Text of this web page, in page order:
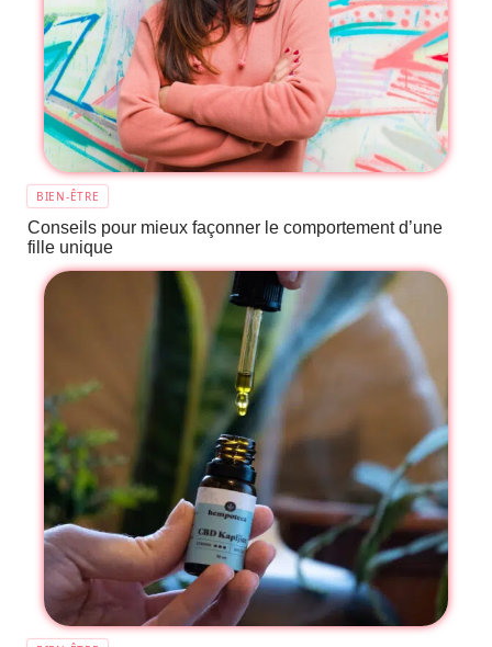
BIEN-ÊTRE
Conseils pour mieux façonner le comportement d’une
fille unique